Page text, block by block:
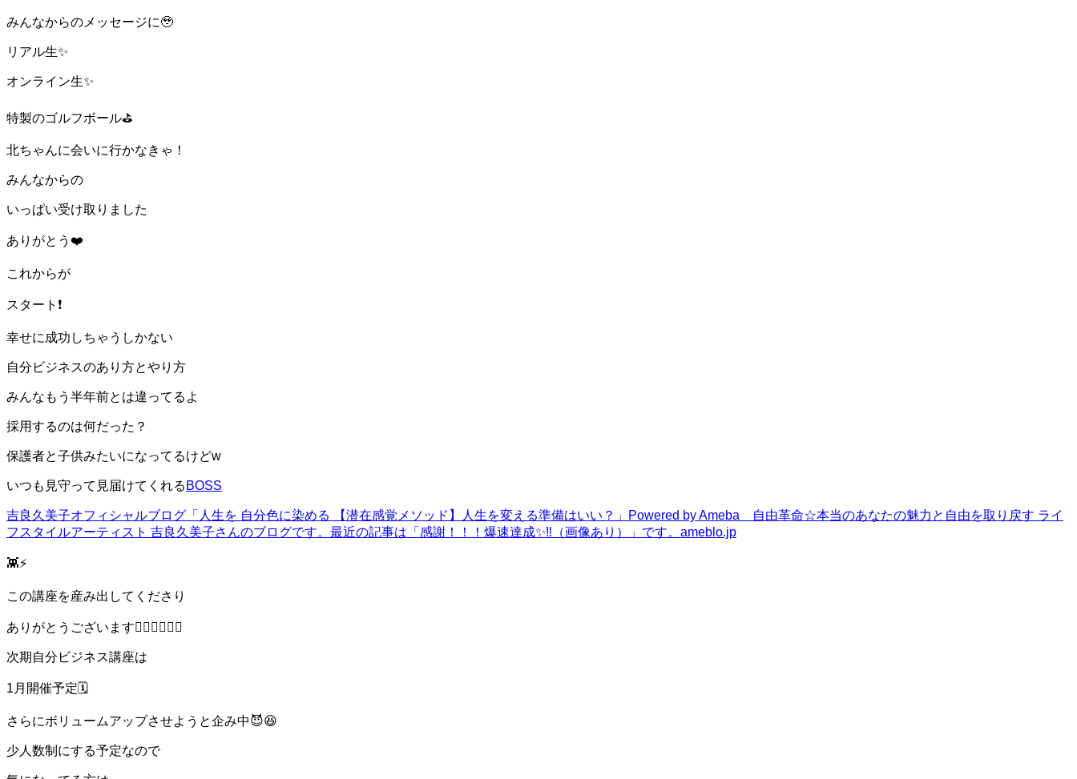
みんなからのメッセージに🥹
リアル生✨
オンライン生✨
特製のゴルフボール⛳️
北ちゃんに会いに行かなきゃ！
みんなからの
いっぱい受け取りました
ありがとう❤️
これからが
スタート❗️
幸せに成功しちゃうしかない
自分ビジネスのあり方とやり方
みんなもう半年前とは違ってるよ
採用するのは何だった？
保護者と子供みたいになってるけどw
いつも見守って見届けてくれる BOSS
吉良久美子オフィシャルブログ「人生を 自分色に染める 【潜在感覚メソッド】人生を変える準備はいい？」Powered by Ameba
自由革命☆本当のあなたの魅力と自由を取り戻す ライ
フスタイルアーティスト 吉良久美子さんのブログです。最近の記事は「感謝！！！爆速達成✨‼️（画像あり）」です。 ameblo.jp
👾⚡️
この講座を産み出してくださり
ありがとうございます❤️‍🔥❤️‍🔥❤️‍🔥
次期自分ビジネス講座は
1月開催予定🗓️
さらにボリュームアップさせようと企み中😈😆
少人数制にする予定なので